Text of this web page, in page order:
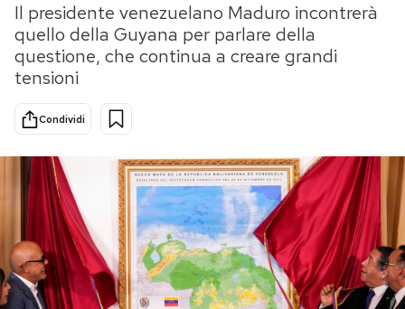
Tecnologia
Internet
Scienza
Cultura
Economia
Storie/Idee
Ok Boomer!
Media
PODCAST
NEWSLETTER
Il presidente venezuelano Maduro incontrerà
quello della Guyana per parlare della
questione, che continua a creare grandi
tensioni
Condividi